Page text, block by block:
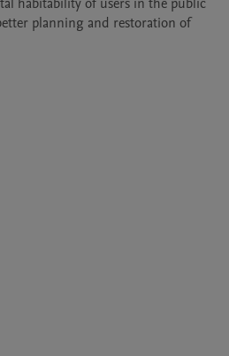
planning and restoration of